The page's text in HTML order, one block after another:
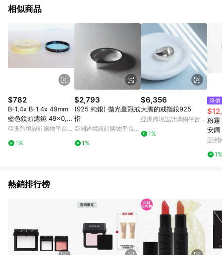
相似商品
$782
B-1,4x B-1.4x 49mm
藍色鏡頭濾鏡 49x0,75
蘇聯 LZOS 適用於 Heli
亞洲跨境設計購物平台
1%
$2,793
(925 純銀) 拋光皇冠戒
指
亞洲跨境設計購物平台
1%
$6,356
大膽的戒指銀925
亞洲跨境設計購物平台
1%
降價
粉霧 | 粉玉髓 / 正圈平
安鐲
貨玉
亞洲
1%
熱銷排行榜